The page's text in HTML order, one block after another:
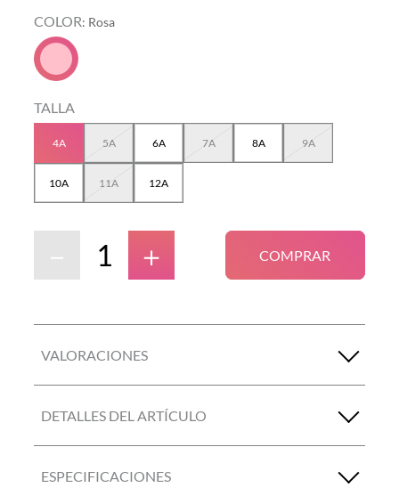
COLOR: Rosa
TALLA
4A 5A 6A 7A 8A 9A
10A 11A 12A
＋
－ COMPRAR
VALORACIONES
DETALLES DEL ARTÍCULO
ESPECIFICACIONES